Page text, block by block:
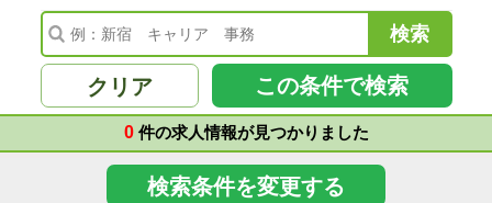
クリア この条件で検索
0件の求人情報が見つかりました
検索条件を変更する